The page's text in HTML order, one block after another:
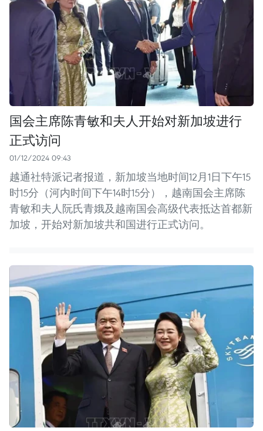
国会主席陈青敏和夫人开始对新加坡进行
正式访问
01/12/2024 09:43
越通社特派记者报道，新加坡当地时间12月1日下午15
时15分（河内时间下午14时15分），越南国会主席陈
青敏和夫人阮氏青娥及越南国会高级代表抵达首都新
加坡，开始对新加坡共和国进行正式访问。